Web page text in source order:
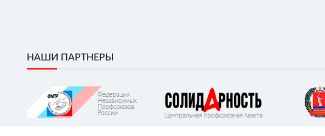
НАШИ ПАРТНЕРЫ